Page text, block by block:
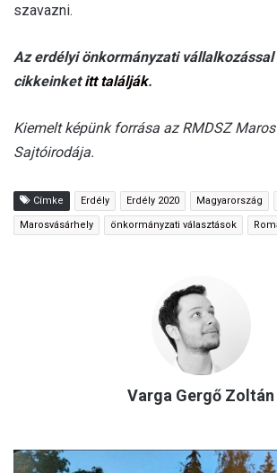
szavazni.
Az erdélyi önkormányzati
cikkeinketitt találják.
Kiemelt képünk forrása az RMDSZ
Sajtóirodája.
Címke Erdély Erdély 2020 Magyarország
Marosvásárhely önkormányzati választások
Varga Gergő Zoltán